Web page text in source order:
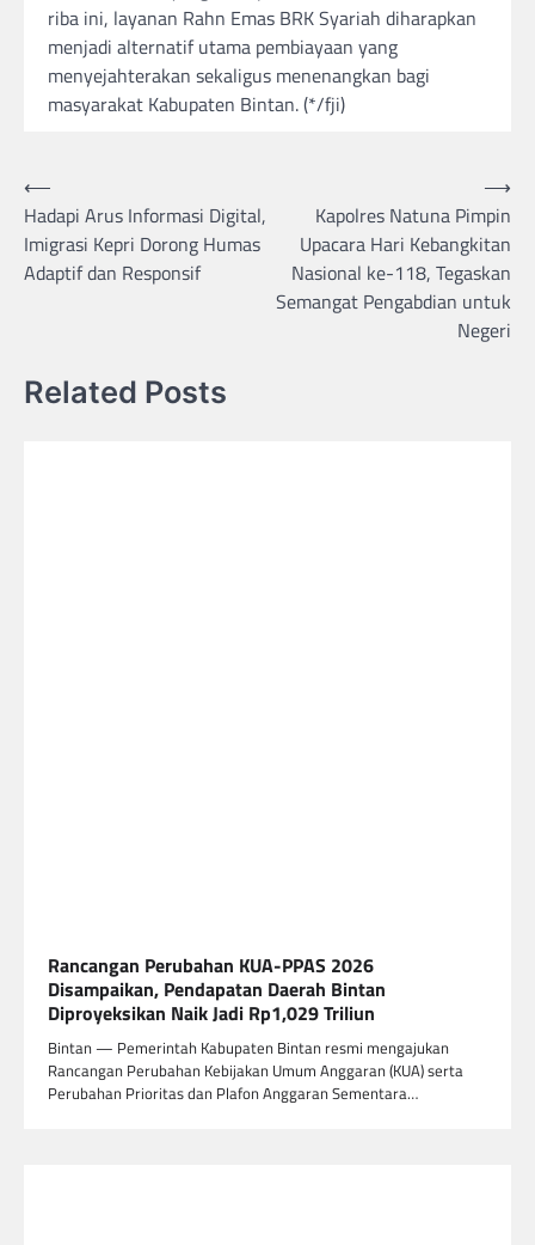
riba ini, layanan Rahn Emas BRK Syariah diharapkan
menjadi alternatif utama pembiayaan yang
menyejahterakan sekaligus menenangkan bagi
masyarakat Kabupaten Bintan. (*/fji)
Post
navigation
⟵
Hadapi Arus Informasi Digital,
Imigrasi Kepri Dorong Humas
Adaptif dan Responsif
Kapolres Natuna Pimpin
Upacara Hari Kebangkitan
Nasional ke-118, Tegaskan
Semangat Pengabdian untuk
Negeri
⟶
Related Posts
Rancangan Perubahan KUA-PPAS 2026
Disampaikan, Pendapatan Daerah Bintan
Diproyeksikan Naik Jadi Rp1,029 Triliun
Bintan — Pemerintah Kabupaten Bintan resmi mengajukan
Rancangan Perubahan Kebijakan Umum Anggaran (KUA) serta
Perubahan Prioritas dan Plafon Anggaran Sementara…